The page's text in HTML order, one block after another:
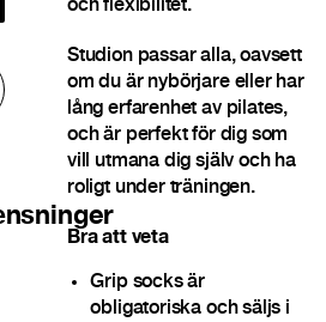
och flexibilitet.
Studion passar alla, oavsett
om du är nybörjare eller har
lång erfarenhet av pilates,
och är perfekt för dig som
vill utmana dig själv och ha
roligt under träningen.
Bra att veta
Grip socks är
obligatoriska och säljs i